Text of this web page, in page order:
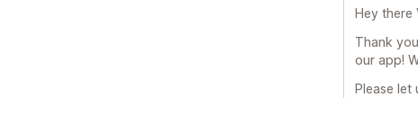
Hey there
Thank
our app!
Please let